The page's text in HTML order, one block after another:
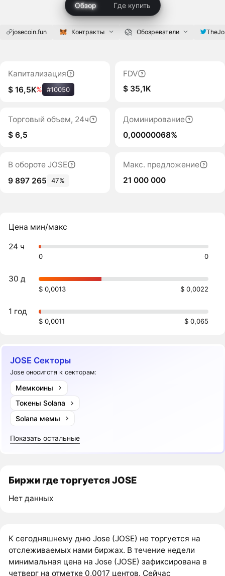
Обзор Где купить
josecoin.fun Контракты Обозреватели
Капитализация
$ 16,5K% #10050
FDV
$ 35,1K
Торговый объем, 24ч
$ 6,5
Доминирование
0,00000068%
В обороте JOSE
9 897 265
47%
Макс. предложение
21 000 000
Цена мин/макс
24 ч
0 0
30 д
$ 0,0013 $ 0,0022
1 год
$ 0,0011 $ 0,065
JOSE Секторы
Jose оноситстя к секторам:
Мемкоины
Токены Solana
Solana мемы
Показать остальные
Биржи где торгуется JOSE
Нет данных
К сегодняшнему дню Jose (JOSE) не торгуется на
отслеживаемых нами биржах. В течение недели
минимальная цена на Jose (JOSE) зафиксирована в
четверг на отметке 0,0017 центов. Сейчас